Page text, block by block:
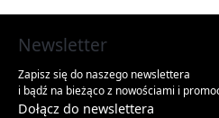
Newsletter
Zapisz się do naszego newslettera
i bądź na bieżąco z nowościami i
Dołącz do newslettera